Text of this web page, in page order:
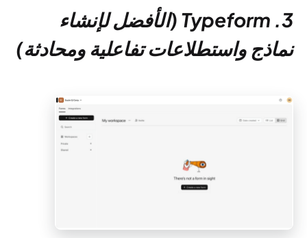
3. Typeform (الأفضل لإنشاء
نماذج واستطلاعات تفاعلية ومحادثة)